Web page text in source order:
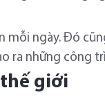
mỗi ngày. Đó
ra những công
giới